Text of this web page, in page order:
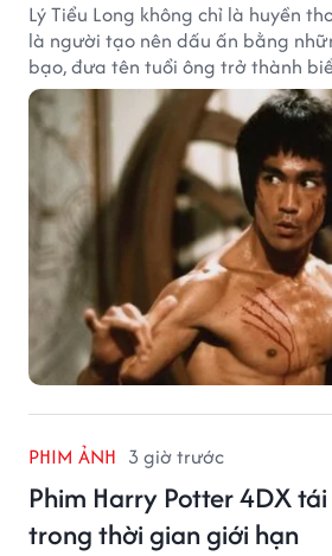
Lý Tiểu Long không chỉ là huyền
là người tạo nên dấu ấn bằng
bạo, đưa tên tuổi ông trở thành
PHIM ẢNH 3 giờ trước
Phim Harry Potter 4DX
trong thời gian giới hạn